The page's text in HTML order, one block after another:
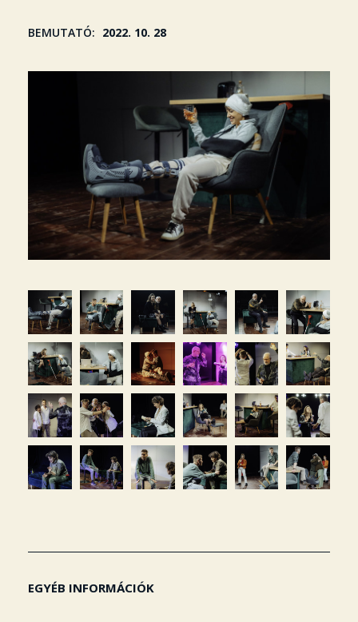
BEMUTATÓ 2022. 10. 28
EGYÉB INFORMÁCIÓK